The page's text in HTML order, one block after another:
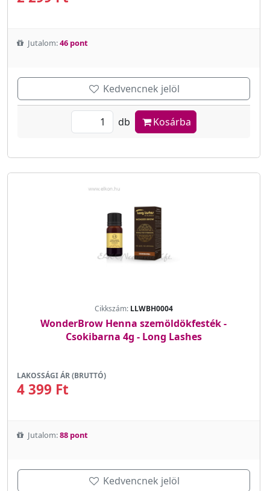
Jutalom:46 pont
Kedvencnek jelöl
db Kosárba
Cikkszám: LLWBH0004
WonderBrow Henna szemöldökfesték -
Csokibarna 4g - Long Lashes
LAKOSSÁGI ÁR (BRUTTÓ)
4 399 Ft
Jutalom:88 pont
Kedvencnek jelöl